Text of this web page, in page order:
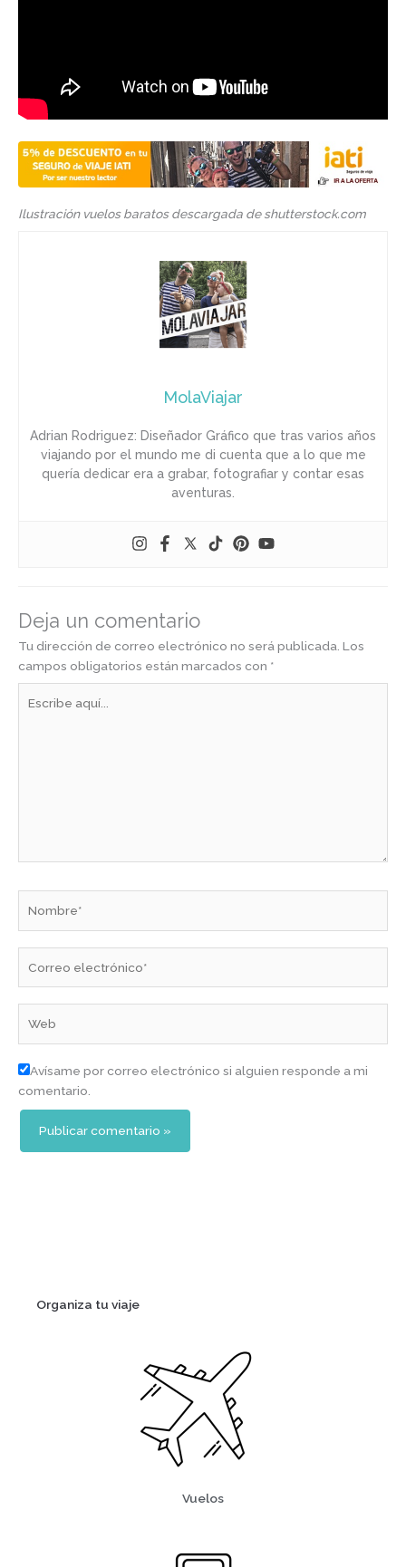
Ilustración vuelos baratos descargada de shutterstock.com
MolaViajar
Adrian Rodriguez: Diseñador Gráfico que tras varios años
viajando por el mundo me di cuenta que a lo que me
quería dedicar era a grabar, fotografiar y contar esas
aventuras.
Deja un comentario
Tu dirección de correo electrónico no será publicada. Los
campos obligatorios están marcados con *
aquí...
electrónico*
Avísame por correo electrónico si alguien responde a mi
comentario.
Organiza tu viaje
Vuelos